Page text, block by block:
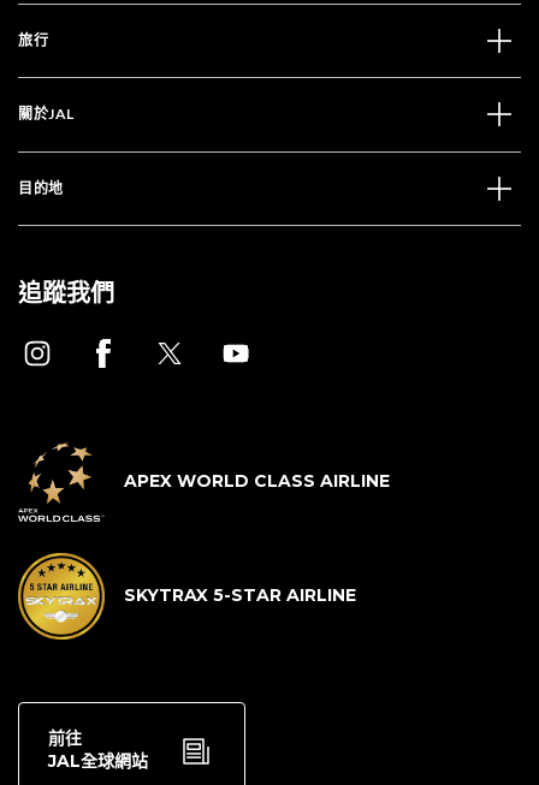
旅行
關於JAL
目的地
追蹤我們
APEX WORLD CLASS AIRLINE
SKYTRAX 5-STAR AIRLINE
前往
JAL全球網站